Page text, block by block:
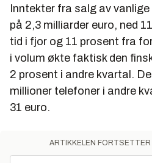
Inntekter fra salg av
på 2,3 milliarder euro, ned
tid i fjor og 11 prosent fra
i volum økte faktisk den
2 prosent i andre kvartal.
millioner telefoner i andre
31 euro.
ARTIKKELEN